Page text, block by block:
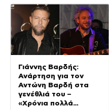
Γιάννης Βαρδής:
Ανάρτηση για τον
Αντώνη Βαρδή στα
γενέθλιά του –
«Χρόνια πολλά